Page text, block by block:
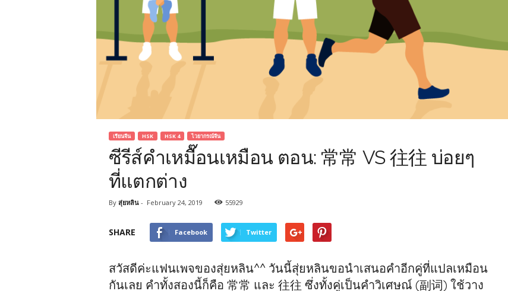
เรียนจีน HSK HSK 4 ไวยากรณ์จีน
ซีรีส์คำเหมื๊อนเหมือน ตอน: 常常 VS 往往 บ่อยๆ
ที่แตกต่าง
By สุ่ยหลิน- February 24, 2019 55929
SHARE Facebook Twitter
สวัสดีค่ะแฟนเพจของสุ่ยหลิน^^ วันนี้สุ่ยหลินขอนำเสนอคำอีกคู่ที่แปลเหมือน
กันเลย คำทั้งสองนี้ก็คือ 常常 และ 往往 ซึ่งทั้งคู่เป็นคำวิเศษณ์ (副词) ใช้วาง